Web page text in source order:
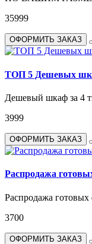
35999
ОФОРМИТЬ ЗАКАЗ
ТОП 5 Дешевых
Дешевый шкаф за 4
3999
ОФОРМИТЬ ЗАКАЗ
Распродажа
Распродажа готовых
3700
ОФОРМИТЬ ЗАКАЗ